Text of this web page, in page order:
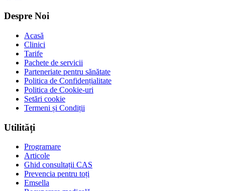
Despre Noi
Acasă
Clinici
Tarife
Pachete de servicii
Parteneriate pentru sănătate
Politica de Confidențialitate
Politica de Cookie-uri
Setări cookie
Termeni și Condiții
Utilități
Programare
Articole
Ghid consultații CAS
Prevencia pentru toți
Emsella